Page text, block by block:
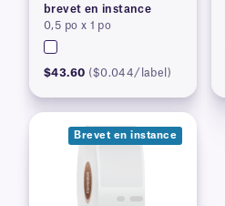
brevet en instance
0,5 po x 1 po
$43.60 ($0.044/label)
Brevet en instance